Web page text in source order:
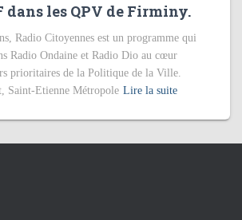
dans les QPV de Firminy.
Radio Citoyennes est un programme qui
Radio Ondaine et Radio Dio au cœur
prioritaires de la Politique de la Ville.
Saint-Etienne Métropole Lire la suite